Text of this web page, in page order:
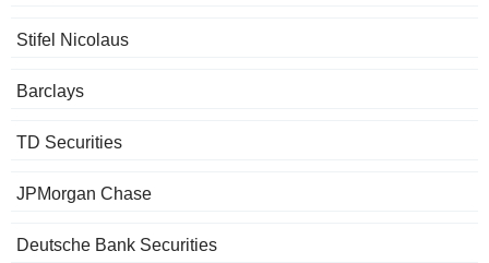
Stifel Nicolaus
Barclays
TD Securities
JPMorgan Chase
Deutsche Bank Securities